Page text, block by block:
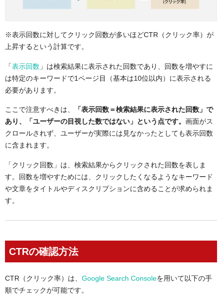
※表示回数に対してクリック回数が多いほどCTR（クリック率）が
上昇するという計算です。
「表示回数 」は検索結果に表示された回数であり、回数を増やすに
は特定のキーワードで1ページ目（基本は10位以内）に表示される
必要があります。
ここで注意すべきは、
「表示回数＝検索結果に表示された回数」で
あり、「ユーザーの目視した数ではない」という点です。 画面がス
クロールされず、ユーザーが実際には見なかったとしても表示回数
に含まれます。
「クリック回数」は、検索結果からクリックされた回数を表しま
す。回数を増やすためには、クリックしたくなるようなキーワード
や文章をタイトルやディスクリプションに含めることが求められま
す。
CTRの確認方法
CTR（クリック率）は、 Google Search Consoleを用いて以下の手
順でチェックが可能です。